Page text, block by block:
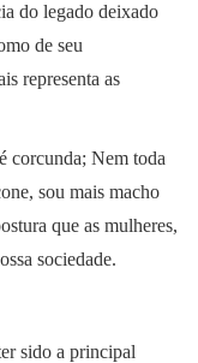
do legado deixado
de seu
representa as
corcunda; Nem toda
sou mais macho
que as mulheres,
sociedade.
sido a principal